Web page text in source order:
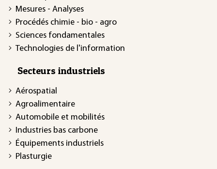
Mesures - Analyses
Procédés chimie - bio - agro
Sciences fondamentales
Technologies de l'information
Secteurs industriels
Aérospatial
Agroalimentaire
Automobile et mobilités
Industries bas carbone
Équipements industriels
Plasturgie